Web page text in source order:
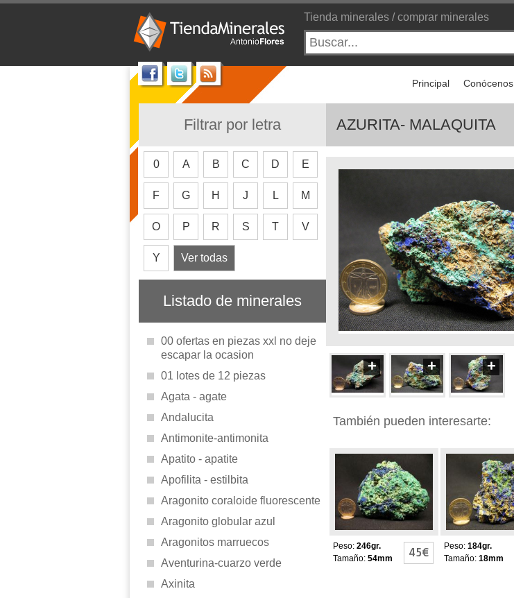
Tienda minerales / comprar minerales
Principal Conócenos
AZURITA- MALAQUITA
+ + +
También pueden interesarte:
AZURITA-
MALAQUITA
Peso: 246gr.
Tamaño: 54mm 45€
AZURITA-
MALAQUITA
Peso: 184gr.
Tamaño: 18mm
Filtrar por letra
0 A B C D E
F G H J L M
O P R S T V
Y Ver todas
Listado de minerales
00 ofertas en piezas xxl no deje
escapar la ocasion
01 lotes de 12 piezas
Agata - agate
Andalucita
Antimonite-antimonita
Apatito - apatite
Apofilita - estilbita
Aragonito coraloide fluorescente
Aragonito globular azul
Aragonitos marruecos
Aventurina-cuarzo verde
Axinita